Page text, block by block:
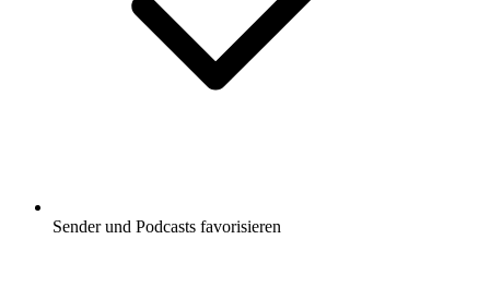
Sender und Podcasts favorisieren